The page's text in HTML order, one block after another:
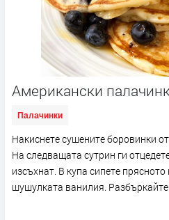
Американски
Палачинки
Накиснете сушените боровинки
На следващата сутрин ги
изсъхнат. В купа сипете
шушулката ванилия. Разбъркайте